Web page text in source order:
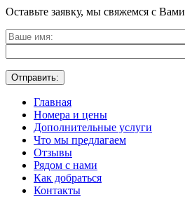
Оставьте заявку, мы свяжемся с Вами
Главная
Номера и цены
Дополнительные услуги
Что мы предлагаем
Отзывы
Рядом с нами
Как добраться
Контакты